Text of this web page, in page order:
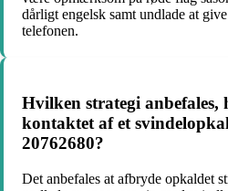
dårligt engelsk samt undlade at
telefonen.
Hvilken strategi anbefales,
kontaktet af et
20762680?
Det anbefales at afbryde opkaldet